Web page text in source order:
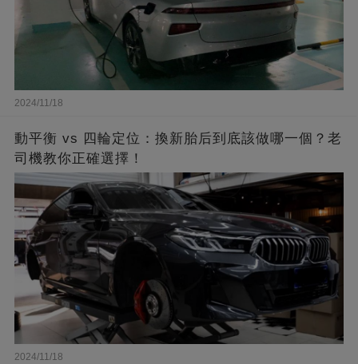
2024/11/18
動平衡 vs 四輪定位：換新胎后到底該做哪一個？老
司機教你正確選擇！
2024/11/18